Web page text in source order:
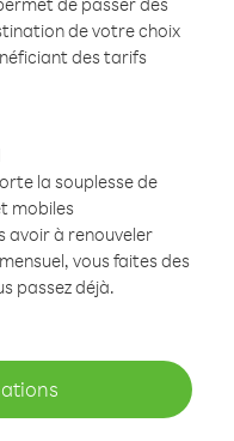
de votre choix
des tarifs
la souplesse de
mobiles
avoir à renouveler
vous faites des
passez déjà.